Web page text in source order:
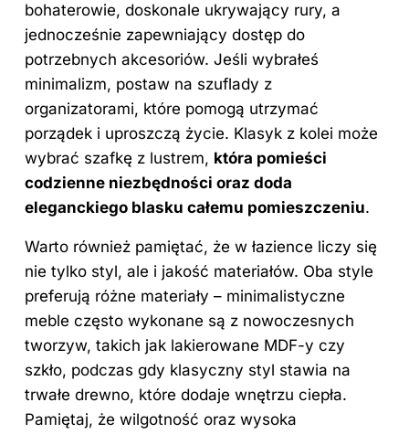
bohaterowie, doskonale ukrywający rury, a
jednocześnie zapewniający dostęp do
potrzebnych akcesoriów. Jeśli wybrałeś
minimalizm, postaw na szuflady z
organizatorami, które pomogą utrzymać
porządek i uproszczą życie. Klasyk z kolei może
wybrać szafkę z lustrem, która pomieści
codzienne niezbędności oraz doda
eleganckiego blasku całemu pomieszczeniu.
Warto również pamiętać, że w łazience liczy się
nie tylko styl, ale i jakość materiałów. Oba style
preferują różne materiały – minimalistyczne
meble często wykonane są z nowoczesnych
tworzyw, takich jak lakierowane MDF-y czy
szkło, podczas gdy klasyczny styl stawia na
trwałe drewno, które dodaje wnętrzu ciepła.
Pamiętaj, że wilgotność oraz wysoka